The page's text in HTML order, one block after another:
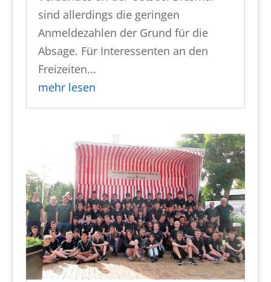
sind allerdings die geringen
Anmeldezahlen der Grund für die
Absage. Für Interessenten an den
Freizeiten...
mehr lesen